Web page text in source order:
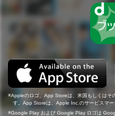
Appleのロゴ、App Storeは、米国もしくはそ
す。App Storeは、Apple Inc.のサービスマー
Google Play および Google Play ロゴは